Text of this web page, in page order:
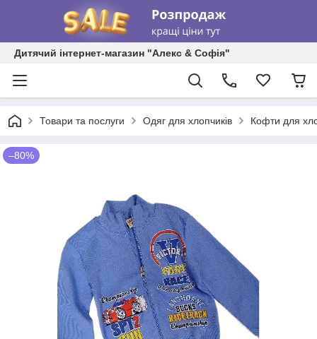
Дитячий інтернет-магазин "Алекс & Софія"
Товари та послуги Одяг для хлопчиків Кофти для
–80%